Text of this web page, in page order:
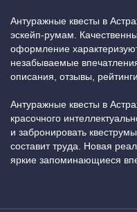
Антуражные квесты в
эскейп-румам.
оформление
незабываемые
описания, отзывы,
Антуражные квесты в
красочного
и забронировать
составит труда. Новая
яркие запоминающиеся